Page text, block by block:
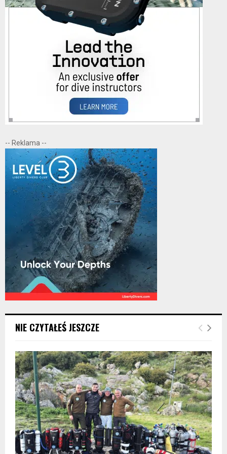
-- Reklama --
NIE CZYTAŁEŚ JESZCZE